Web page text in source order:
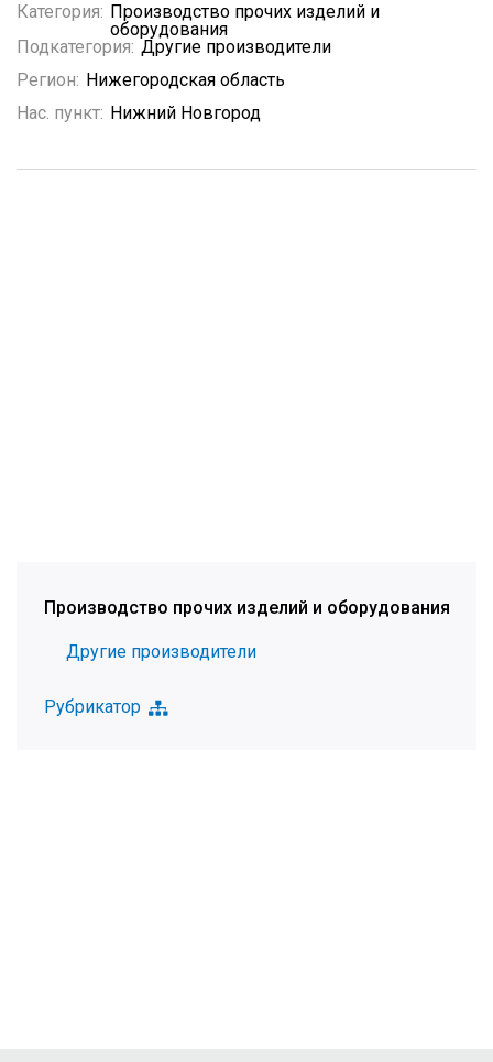
Категория: Производство прочих изделий и
оборудования
Подкатегория: Другие производители
Регион: Нижегородская область
Нас. пункт: Нижний Новгород
Производство прочих изделий и оборудования
Другие производители
Рубрикатор